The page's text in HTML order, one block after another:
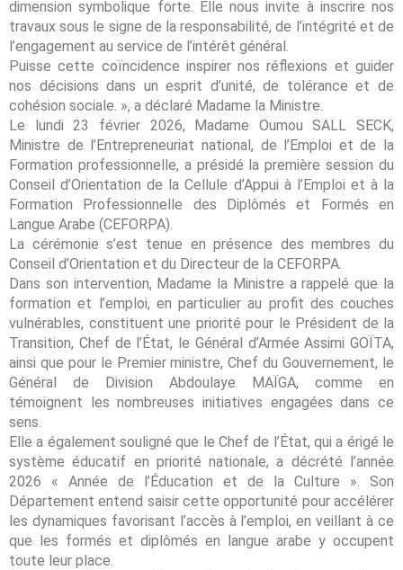
dimension symbolique forte. Elle nous invite à inscrire nos
travaux sous le signe de la responsabilité, de l’intégrité et de
l’engagement au service de l’intérêt général.
Puisse cette coïncidence inspirer nos réflexions et guider
nos décisions dans un esprit d’unité, de tolérance et de
cohésion sociale. », a déclaré Madame la Ministre.
Le lundi 23 février 2026, Madame Oumou SALL SECK,
Ministre de l’Entrepreneuriat national, de l’Emploi et de la
Formation professionnelle, a présidé la première session du
Conseil d’Orientation de la Cellule d’Appui à l’Emploi et à la
Formation Professionnelle des Diplômés et Formés en
Langue Arabe (CEFORPA).
La cérémonie s’est tenue en présence des membres du
Conseil d’Orientation et du Directeur de la CEFORPA.
Dans son intervention, Madame la Ministre a rappelé que la
formation et l’emploi, en particulier au profit des couches
vulnérables, constituent une priorité pour le Président de la
Transition, Chef de l’État, le Général d’Armée Assimi GOÏTA,
ainsi que pour le Premier ministre, Chef du Gouvernement, le
Général de Division Abdoulaye MAÏGA, comme en
témoignent les nombreuses initiatives engagées dans ce
sens.
Elle a également souligné que le Chef de l’État, qui a érigé le
système éducatif en priorité nationale, a décrété l’année
2026 « Année de l’Éducation et de la Culture ». Son
Département entend saisir cette opportunité pour accélérer
les dynamiques favorisant l’accès à l’emploi, en veillant à ce
que les formés et diplômés en langue arabe y occupent
toute leur place.